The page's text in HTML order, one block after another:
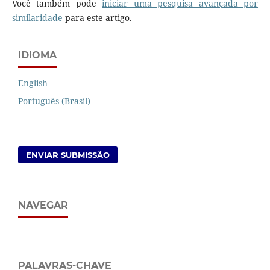
Você também podeiniciar uma pesquisa avançada por
similaridade para este artigo.
IDIOMA
English
Português (Brasil)
ENVIAR SUBMISSÃO
NAVEGAR
PALAVRAS-CHAVE